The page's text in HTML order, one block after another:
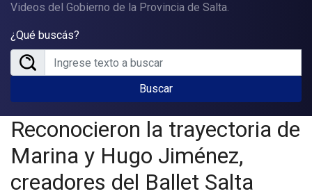
Videos del Gobierno de la Provincia de Salta.
¿Qué buscás?
Buscar
Reconocieron la trayectoria de
Marina y Hugo Jiménez,
creadores del Ballet Salta